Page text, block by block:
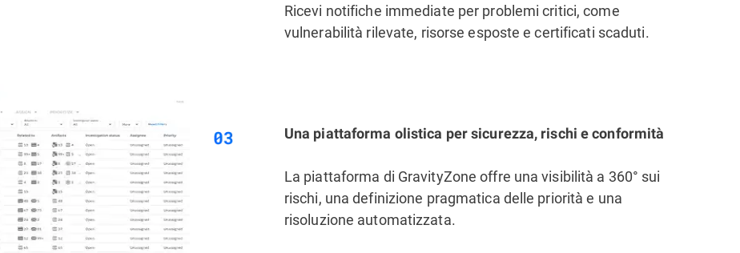
Ricevi notifiche immediate per problemi critici, come
vulnerabilità rilevate, risorse esposte e certificati scaduti.
Una piattaforma olistica per sicurezza, rischi e conformità
La piattaforma di GravityZone offre una visibilità a 360° sui
rischi, una definizione pragmatica delle priorità e una
risoluzione automatizzata.